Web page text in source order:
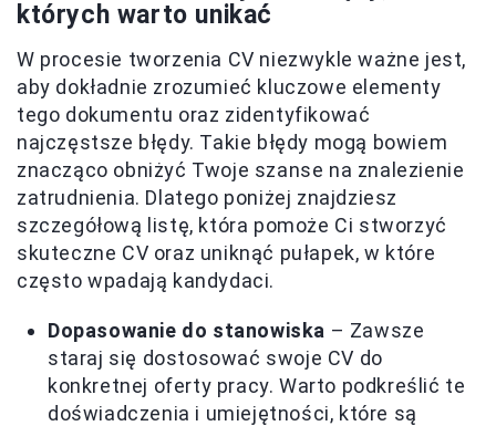
których warto unikać
W procesie tworzenia CV niezwykle ważne jest,
aby dokładnie zrozumieć kluczowe elementy
tego dokumentu oraz zidentyfikować
najczęstsze błędy. Takie błędy mogą bowiem
znacząco obniżyć Twoje szanse na znalezienie
zatrudnienia. Dlatego poniżej znajdziesz
szczegółową listę, która pomoże Ci stworzyć
skuteczne CV oraz uniknąć pułapek, w które
często wpadają kandydaci.
Dopasowanie do stanowiska – Zawsze
staraj się dostosować swoje CV do
konkretnej oferty pracy. Warto podkreślić te
doświadczenia i umiejętności, które są